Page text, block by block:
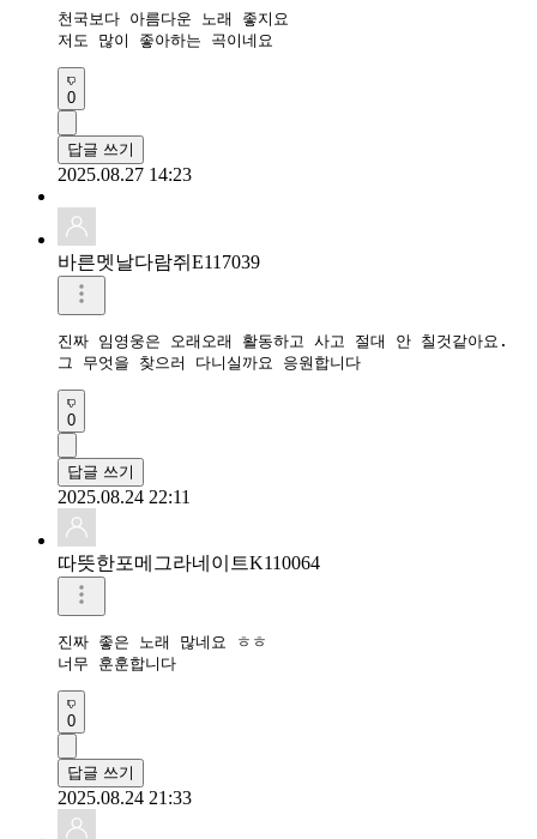
천국보다 아름다운 노래 좋지요
저도 많이 좋아하는 곡이네요
0
답글 쓰기
2025.08.27 14:23
바른멧날다람쥐E117039
진짜 임영웅은 오래오래 활동하고 사고 절대 안 칠것같아요.
0
답글 쓰기
2025.08.24 22:11
따뜻한포메그라네이트K110064
진짜 좋은 노래 많네요 ㅎㅎ
너무 훈훈합니다
0
답글 쓰기
2025.08.24 21:33